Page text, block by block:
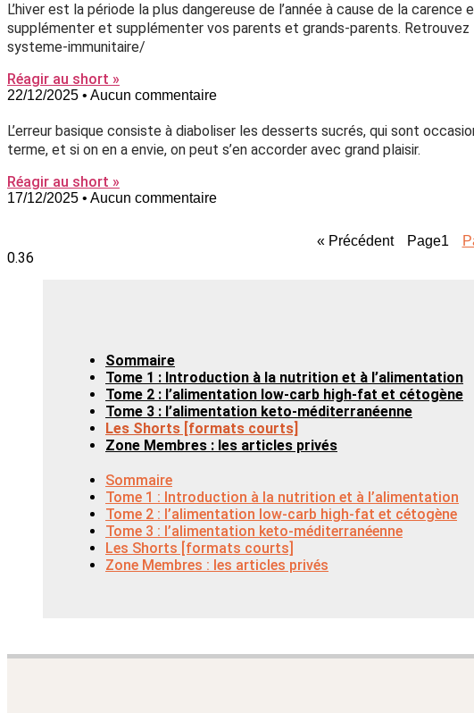
L’hiver est la période la plus dangereuse de l’année à cause de la
supplémenter et supplémenter vos parents et grands-parents.
systeme-immunitaire/
Réagir au short »
22/12/2025 Aucun commentaire
L’erreur basique consiste à diaboliser les desserts sucrés, qui sont
terme, et si on en a envie, on peut s’en accorder avec grand plaisir.
Réagir au short »
17/12/2025 Aucun commentaire
« Précédent Page1
Sommaire
Tome 1 : Introduction à la nutrition et à l’alimentation
Tome 2 : l’alimentation low-carb high-fat et cétogène
Tome 3 : l’alimentation keto-méditerranéenne
Les Shorts [formats courts]
Zone Membres : les articles privés
Sommaire
Tome 1 : Introduction à la nutrition et à l’alimentation
Tome 2 : l’alimentation low-carb high-fat et cétogène
Tome 3 : l’alimentation keto-méditerranéenne
Les Shorts [formats courts]
Zone Membres : les articles privés